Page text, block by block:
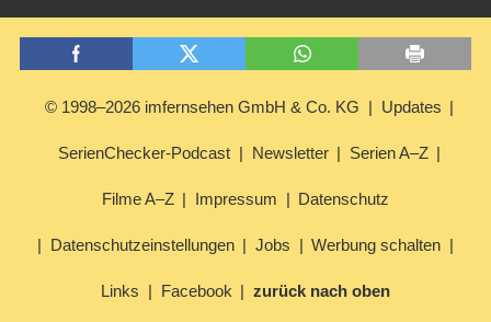
© 1998–2026 imfernsehen GmbH & Co. KG Updates
SerienChecker-Podcast Newsletter Serien A–Z
Filme A–Z Impressum Datenschutz
Datenschutzeinstellungen Jobs Werbung schalten
Links Facebook zurück nach oben